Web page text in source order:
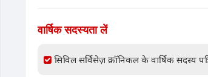
वार्षिक सदस्यता लें
सिविल सर्विसेज़ क्रॉनिकल के वार्षिक सदस्य